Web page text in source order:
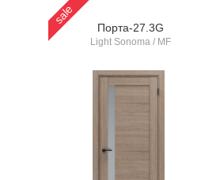
sale
Порта-27.3G
Light Sonoma / MF